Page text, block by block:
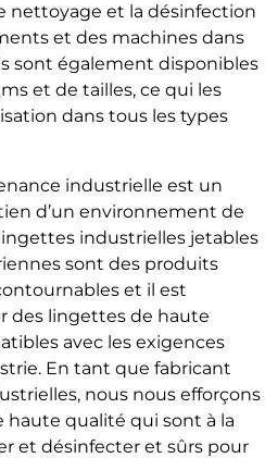
nettoyage et la désinfection
et des machines dans
sont également disponibles
et de tailles, ce qui les
dans tous les types
industrielle est un
d’un environnement de
industrielles jetables
sont des produits
et il est
des lingettes de haute
avec les exigences
En tant que fabricant
nous nous efforçons
qualité qui sont à la
et désinfecter et sûrs pour